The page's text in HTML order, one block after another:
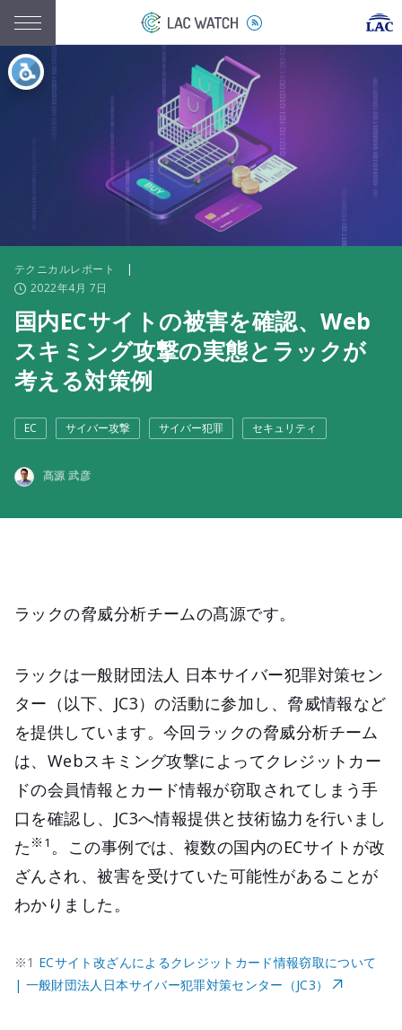
テクニカルレポート
|
2022年4月 7日
国内ECサイトの被害を確認、Web
スキミング攻撃の実態とラックが
考える対策例
EC サイバー攻撃 サイバー犯罪 セキュリティ
髙源 武彦
ラックの脅威分析チームの髙源です。
ラックは一般財団法人 日本サイバー犯罪対策セン
ター（以下、JC3）の活動に参加し、脅威情報など
を提供しています。今回ラックの脅威分析チーム
は、Webスキミング攻撃によってクレジットカー
ドの会員情報とカード情報が窃取されてしまう手
口を確認し、JC3へ情報提供と技術協力を行いまし
た ※1 。この事例では、複数の国内のECサイトが改
ざんされ、被害を受けていた可能性があることが
わかりました。
※1 ECサイト改ざんによるクレジットカード情報窃取について
| 一般財団法人日本サイバー犯罪対策センター（JC3）